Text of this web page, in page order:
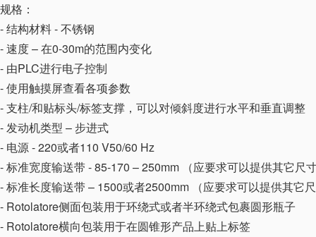
规格：
- 结构材料 - 不锈钢
- 速度 – 在0-30m的范围内变化
- 由PLC进行电子控制
- 使用触摸屏查看各项参数
- 支柱/和贴标头/标签支撑，可以对倾斜度进行水平和垂直调整
- 发动机类型 – 步进式
- 电源 - 220或者110 V50/60 Hz
- 标准宽度输送带 - 85-170 – 250mm （应要求可以提供其它尺
- 标准长度输送带 – 1500或者2500mm （应要求可以提供其它
- Rotolatore侧面包装用于环绕式或者半环绕式包裹圆形瓶子
- Rotolatore横向包装用于在圆锥形产品上贴上标签